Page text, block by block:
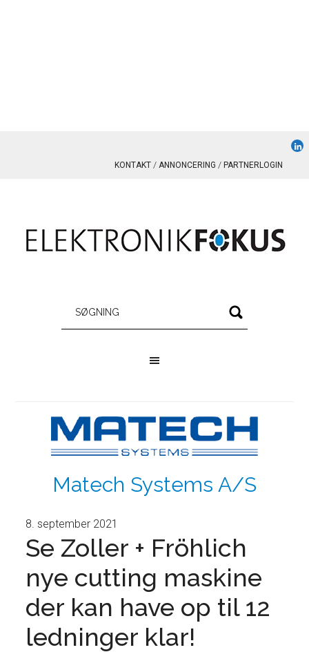
KONTAKT ANNONCERING PARTNERLOGIN
Matech Systems A/S
8. september 2021
Se Zoller + Fröhlich
nye cutting maskine
der kan have op til 12
ledninger klar!